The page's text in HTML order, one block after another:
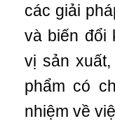
các giải
và biến đổi
vị sản
phẩm có
nhiệm về